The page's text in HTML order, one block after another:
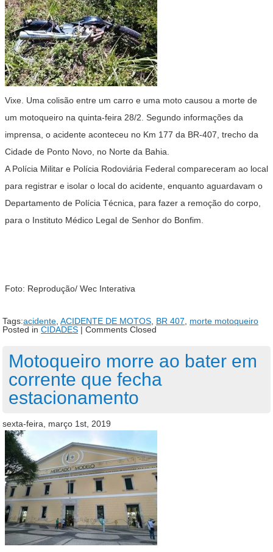
Vixe. Uma colisão entre um carro e uma moto causou a morte de
um motoqueiro na quinta-feira 28/2. Segundo informações da
imprensa, o acidente aconteceu no Km 177 da BR-407, trecho da
Cidade de Ponto Novo, no Norte da Bahia.
A Polícia Militar e Polícia Rodoviária Federal compareceram ao local
para registrar e isolar o local do acidente, enquanto aguardavam o
Departamento de Polícia Técnica, para fazer a remoção do corpo,
para o Instituto Médico Legal de Senhor do Bonfim.
Foto: Reprodução/ Wec Interativa
Tags:acidente ACIDENTE DE MOTOS BR 407
morte motoqueiro
Posted in CIDADES | Comments Closed
Motoqueiro morre ao bater em
corrente que fecha
estacionamento
sexta-feira, março 1st, 2019